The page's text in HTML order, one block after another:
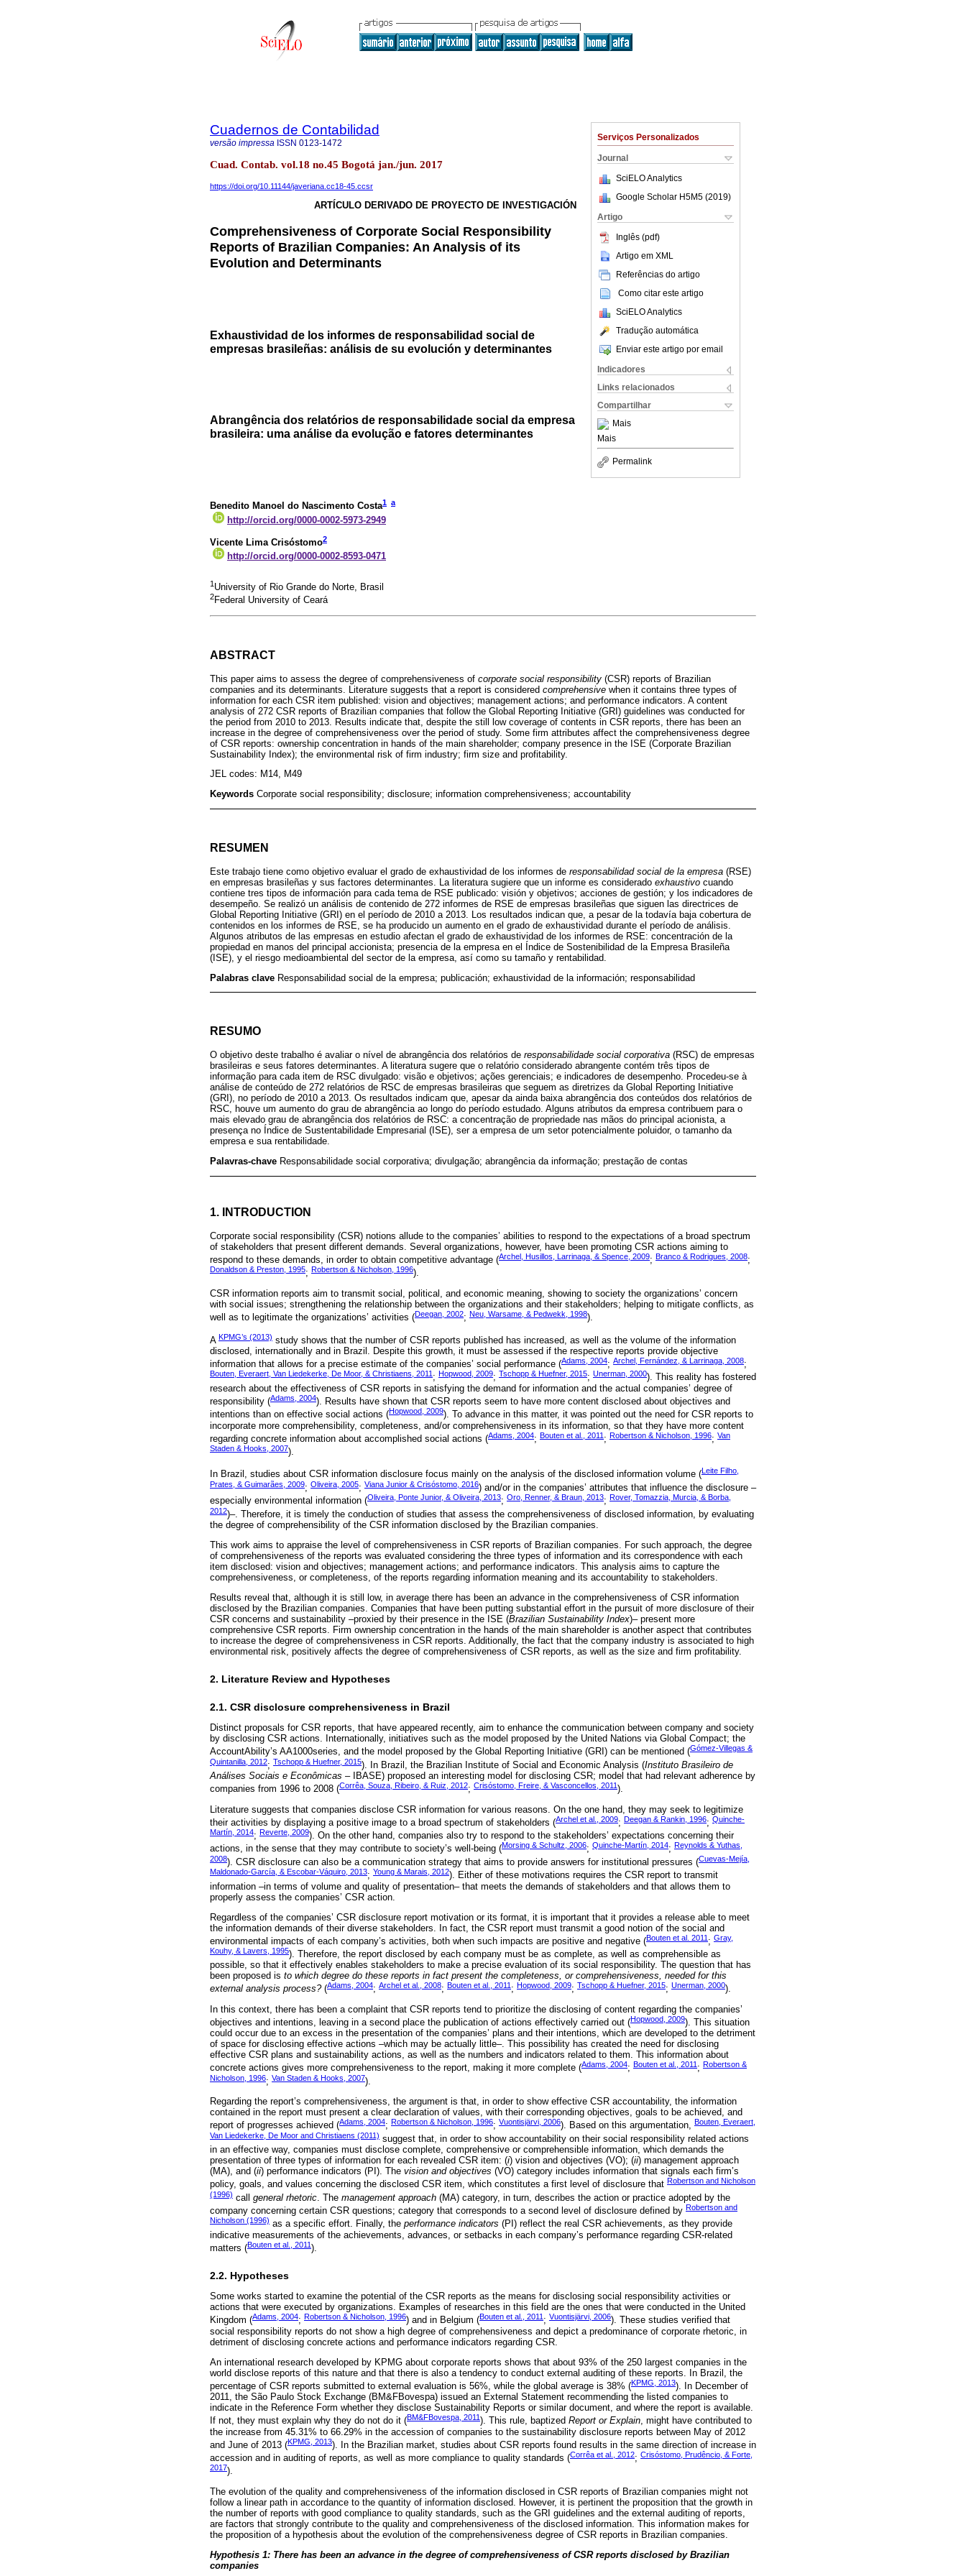
Serviços Personalizados
Journal
SciELO Analytics
Google Scholar H5M5 (2019)
Artigo
Inglês (pdf)
Artigo em XML
Referências do artigo
Como citar este artigo
SciELO Analytics
Tradução automática
Enviar este artigo por email
Indicadores
Links relacionados
Compartilhar
Mais
Mais
Permalink
Cuadernos de Contabilidad
versão impressa ISSN 0123-1472
Cuad. Contab. vol.18 no.45 Bogotá jan./jun. 2017
https://doi.org/10.11144/javeriana.cc18-45.ccsr
ARTÍCULO DERIVADO DE PROYECTO DE INVESTIGACIÓN
Comprehensiveness of Corporate Social Responsibility
Reports of Brazilian Companies: An Analysis of its
Evolution and Determinants
Exhaustividad de los informes de responsabilidad social de
empresas brasileñas: análisis de su evolución y determinantes
Abrangência dos relatórios de responsabilidade social da empresa
brasileira: uma análise da evolução e fatores determinantes
Benedito Manoel do Nascimento Costa1 a
http://orcid.org/0000-0002-5973-2949
Vicente Lima Crisóstomo2
http://orcid.org/0000-0002-8593-0471
1 University of Rio Grande do Norte, Brasil
2Federal University of Ceará
ABSTRACT
This paper aims to assess the degree of comprehensiveness of corporate social responsibility (CSR) reports of Brazilian
companies and its determinants. Literature suggests that a report is considered comprehensive when it contains three types of
information for each CSR item published: vision and objectives; management actions; and performance indicators. A content
analysis of 272 CSR reports of Brazilian companies that follow the Global Reporting Initiative (GRI) guidelines was conducted for
the period from 2010 to 2013. Results indicate that, despite the still low coverage of contents in CSR reports, there has been an
increase in the degree of comprehensiveness over the period of study. Some firm attributes affect the comprehensiveness degree
of CSR reports: ownership concentration in hands of the main shareholder; company presence in the ISE (Corporate Brazilian
Sustainability Index); the environmental risk of firm industry; firm size and profitability.
JEL codes: M14, M49
Keywords Corporate social responsibility; disclosure; information comprehensiveness; accountability
RESUMEN
Este trabajo tiene como objetivo evaluar el grado de exhaustividad de los informes de responsabilidad social de la empresa (RSE)
en empresas brasileñas y sus factores determinantes. La literatura sugiere que un informe es considerado exhaustivo cuando
contiene tres tipos de información para cada tema de RSE publicado: visión y objetivos; acciones de gestión; y los indicadores de
desempeño. Se realizó un análisis de contenido de 272 informes de RSE de empresas brasileñas que siguen las directrices de
Global Reporting Initiative (GRI) en el período de 2010 a 2013. Los resultados indican que, a pesar de la todavía baja cobertura de
contenidos en los informes de RSE, se ha producido un aumento en el grado de exhaustividad durante el período de análisis.
Algunos atributos de las empresas en estudio afectan el grado de exhaustividad de los informes de RSE: concentración de la
propiedad en manos del principal accionista; presencia de la empresa en el Índice de Sostenibilidad de la Empresa Brasileña
(ISE), y el riesgo medioambiental del sector de la empresa, así como su tamaño y rentabilidad.
Palabras clave Responsabilidad social de la empresa; publicación; exhaustividad de la información; responsabilidad
RESUMO
O objetivo deste trabalho é avaliar o nível de abrangência dos relatórios de responsabilidade social corporativa (RSC) de empresas
brasileiras e seus fatores determinantes. A literatura sugere que o relatório considerado abrangente contém três tipos de
informação para cada item de RSC divulgado: visão e objetivos; ações gerenciais; e indicadores de desempenho. Procedeu-se à
análise de conteúdo de 272 relatórios de RSC de empresas brasileiras que seguem as diretrizes da Global Reporting Initiative
(GRI), no período de 2010 a 2013. Os resultados indicam que, apesar da ainda baixa abrangência dos conteúdos dos relatórios de
RSC, houve um aumento do grau de abrangência ao longo do período estudado. Alguns atributos da empresa contribuem para o
mais elevado grau de abrangência dos relatórios de RSC: a concentração de propriedade nas mãos do principal acionista, a
presença no Índice de Sustentabilidade Empresarial (ISE), ser a empresa de um setor potencialmente poluidor, o tamanho da
empresa e sua rentabilidade.
Palavras-chave Responsabilidade social corporativa; divulgação; abrangência da informação; prestação de contas
1. INTRODUCTION
Corporate social responsibility (CSR) notions allude to the companies’ abilities to respond to the expectations of a broad spectrum
of stakeholders that present different demands. Several organizations, however, have been promoting CSR actions aiming to
respond to these demands, in order to obtain competitive advantage (Archel, Husillos, Larrinaga, & Spence, 2009; Branco & Rodrigues, 2008;
Donaldson & Preston, 1995; Robertson & Nicholson, 1996).
CSR information reports aim to transmit social, political, and economic meaning, showing to society the organizations’ concern
with social issues; strengthening the relationship between the organizations and their stakeholders; helping to mitigate conflicts, as
well as to legitimate the organizations’ activities (Deegan, 2002; Neu, Warsame, & Pedwekk, 1998).
A KPMG’s (2013) study shows that the number of CSR reports published has increased, as well as the volume of the information
disclosed, internationally and in Brazil. Despite this growth, it must be assessed if the respective reports provide objective
information that allows for a precise estimate of the companies’ social performance (Adams, 2004; Archel, Fernández, & Larrinaga, 2008;
Bouten, Everaert, Van Liedekerke, De Moor, & Christiaens, 2011 ; Hopwood, 2009; Tschopp & Huefner, 2015; Unerman, 2000). This reality has fostered
research about the effectiveness of CSR reports in satisfying the demand for information and the actual companies’ degree of
responsibility (Adams, 2004). Results have shown that CSR reports seem to have more content disclosed about objectives and
intentions than on effective social actions (Hopwood, 2009). To advance in this matter, it was pointed out the need for CSR reports to
incorporate more comprehensibility, completeness, and/or comprehensiveness in its information, so that they have more content
regarding concrete information about accomplished social actions (Adams, 2004; Bouten et al., 2011 ; Robertson & Nicholson, 1996; Van
Staden & Hooks, 2007).
In Brazil, studies about CSR information disclosure focus mainly on the analysis of the disclosed information volume (Leite Filho,
Prates, & Guimarães, 2009; Oliveira, 2005; Viana Junior & Crisóstomo, 2016) and/or in the companies’ attributes that influence the disclosure –
especially environmental information (Oliveira, Ponte Junior, & Oliveira, 2013; Oro, Renner, & Braun, 2013; Rover, Tomazzia, Murcia, & Borba,
2012)–. Therefore, it is timely the conduction of studies that assess the comprehensiveness of disclosed information, by evaluating
the degree of comprehensibility of the CSR information disclosed by the Brazilian companies.
This work aims to appraise the level of comprehensiveness in CSR reports of Brazilian companies. For such approach, the degree
of comprehensiveness of the reports was evaluated considering the three types of information and its correspondence with each
item disclosed: vision and objectives; management actions; and performance indicators. This analysis aims to capture the
comprehensiveness, or completeness, of the reports regarding information meaning and its accountability to stakeholders.
Results reveal that, although it is still low, in average there has been an advance in the comprehensiveness of CSR information
disclosed by the Brazilian companies. Companies that have been putting substantial effort in the pursuit of more disclosure of their
CSR concerns and sustainability –proxied by their presence in the ISE (Brazilian Sustainability Index)– present more
comprehensive CSR reports. Firm ownership concentration in the hands of the main shareholder is another aspect that contributes
to increase the degree of comprehensiveness in CSR reports. Additionally, the fact that the company industry is associated to high
environmental risk, positively affects the degree of comprehensiveness of CSR reports, as well as the size and firm profitability.
2. Literature Review and Hypotheses
2.1. CSR disclosure comprehensiveness in Brazil
Distinct proposals for CSR reports, that have appeared recently, aim to enhance the communication between company and society
by disclosing CSR actions. Internationally, initiatives such as the model proposed by the United Nations via Global Compact; the
AccountAbility’s AA1000series, and the model proposed by the Global Reporting Initiative (GRI) can be mentioned (Gómez-Villegas &
Quintanilla, 2012; Tschopp & Huefner, 2015). In Brazil, the Brazilian Institute of Social and Economic Analysis (Instituto Brasileiro de
Análises Sociais e Econômicas – IBASE) proposed an interesting model for disclosing CSR; model that had relevant adherence by
companies from 1996 to 2008 (Corrêa, Souza, Ribeiro, & Ruiz, 2012; Crisóstomo, Freire, & Vasconcellos, 2011).
Literature suggests that companies disclose CSR information for various reasons. On the one hand, they may seek to legitimize
their activities by displaying a positive image to a broad spectrum of stakeholders (Archel et al., 2009; Deegan & Rankin, 1996; Quinche-
Martín, 2014; Reverte, 2009). On the other hand, companies also try to respond to the stakeholders’ expectations concerning their
actions, in the sense that they may contribute to society’s well-being (Morsing & Schultz, 2006; Quinche-Martín, 2014; Reynolds & Yuthas,
2008). CSR disclosure can also be a communication strategy that aims to provide answers for institutional pressures (Cuevas-Mejía,
Maldonado-García, & Escobar-Váquiro, 2013; Young & Marais, 2012). Either of these motivations requires the CSR report to transmit
information –in terms of volume and quality of presentation– that meets the demands of stakeholders and that allows them to
properly assess the companies’ CSR action.
Regardless of the companies’ CSR disclosure report motivation or its format, it is important that it provides a release able to meet
the information demands of their diverse stakeholders. In fact, the CSR report must transmit a good notion of the social and
environmental impacts of each company’s activities, both when such impacts are positive and negative (Bouten et al. 2011 ; Gray,
Kouhy, & Lavers, 1995). Therefore, the report disclosed by each company must be as complete, as well as comprehensible as
possible, so that it effectively enables stakeholders to make a precise evaluation of its social responsibility. The question that has
been proposed is to which degree do these reports in fact present the completeness, or comprehensiveness, needed for this
external analysis process?(Adams, 2004; Archel et al., 2008; Bouten et al., 2011; Hopwood, 2009; Tschopp & Huefner, 2015; Unerman, 2000).
In this context, there has been a complaint that CSR reports tend to prioritize the disclosing of content regarding the companies’
objectives and intentions, leaving in a second place the publication of actions effectively carried out (Hopwood, 2009). This situation
could occur due to an excess in the presentation of the companies’ plans and their intentions, which are developed to the detriment
of space for disclosing effective actions –which may be actually little–. This possibility has created the need for disclosing
effective CSR plans and sustainability actions, as well as the numbers and indicators related to them. This information about
concrete actions gives more comprehensiveness to the report, making it more complete (Adams, 2004; Bouten et al., 2011; Robertson &
Nicholson, 1996; Van Staden & Hooks, 2007).
Regarding the report’s comprehensiveness, the argument is that, in order to show effective CSR accountability, the information
contained in the report must present a clear declaration of values, with their corresponding objectives, goals to be achieved, and
report of progresses achieved (Adams, 2004; Robertson & Nicholson, 1996; Vuontisjärvi, 2006). Based on this argumentation, Bouten, Everaert,
Van Liedekerke, De Moor and Christiaens (2011) suggest that, in order to show accountability on their social responsibility related actions
in an effective way, companies must disclose complete, comprehensive or comprehensible information, which demands the
presentation of three types of information for each revealed CSR item: (i) vision and objectives (VO); (ii) management approach
(MA), and (ii) performance indicators (PI). The vision and objectives (VO) category includes information that signals each firm’s
policy, goals, and values concerning the disclosed CSR item, which constitutes a first level of disclosure that Robertson and Nicholson
(1996) call general rhetoric . The management approach (MA) category, in turn, describes the action or practice adopted by the
company concerning certain CSR questions; category that corresponds to a second level of disclosure defined by Robertson and
Nicholson (1996) as a specific effort. Finally, the performance indicators (PI) reflect the real CSR achievements, as they provide
indicative measurements of the achievements, advances, or setbacks in each company’s performance regarding CSR-related
matters (Bouten et al., 2011).
2.2. Hypotheses
Some works started to examine the potential of the CSR reports as the means for disclosing social responsibility activities or
actions that were executed by organizations. Examples of researches in this field are the ones that were conducted in the United
Kingdom (Adams, 2004; Robertson & Nicholson, 1996) and in Belgium (Bouten et al., 2011 ; Vuontisjärvi, 2006). These studies verified that
social responsibility reports do not show a high degree of comprehensiveness and depict a predominance of corporate rhetoric, in
detriment of disclosing concrete actions and performance indicators regarding CSR.
An international research developed by KPMG about corporate reports shows that about 93% of the 250 largest companies in the
world disclose reports of this nature and that there is also a tendency to conduct external auditing of these reports. In Brazil, the
percentage of CSR reports submitted to external evaluation is 56%, while the global average is 38% (KPMG, 2013). In December of
2011, the São Paulo Stock Exchange (BM&FBovespa) issued an External Statement recommending the listed companies to
indicate in the Reference Form whether they disclose Sustainability Reports or similar document, and where the report is available.
If not, they must explain why they do not do it (BM&FBovespa, 2011 ). This rule, baptized Report or Explain, might have contributed to
the increase from 45.31% to 66.29% in the accession of companies to the sustainability disclosure reports between May of 2012
and June of 2013 (KPMG, 2013). In the Brazilian market, studies about CSR reports found results in the same direction of increase in
accession and in auditing of reports, as well as more compliance to quality standards (Corrêa et al., 2012; Crisóstomo, Prudêncio, & Forte,
2017).
The evolution of the quality and comprehensiveness of the information disclosed in CSR reports of Brazilian companies might not
follow a linear path in accordance to the quantity of information disclosed. However, it is pertinent the proposition that the growth in
the number of reports with good compliance to quality standards, such as the GRI guidelines and the external auditing of reports,
are factors that strongly contribute to the quality and comprehensiveness of the disclosed information. This information makes for
the proposition of a hypothesis about the evolution of the comprehensiveness degree of CSR reports in Brazilian companies.
Hypothesis 1: There has been an advance in the degree of comprehensiveness of CSR reports disclosed by Brazilian
companies